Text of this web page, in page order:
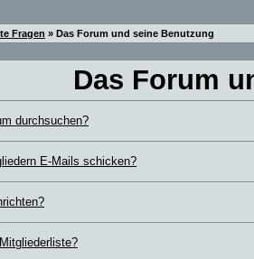
Fragen » Das Forum und seine Benutzung
Das Forum
durchsuchen?
E-Mails schicken?